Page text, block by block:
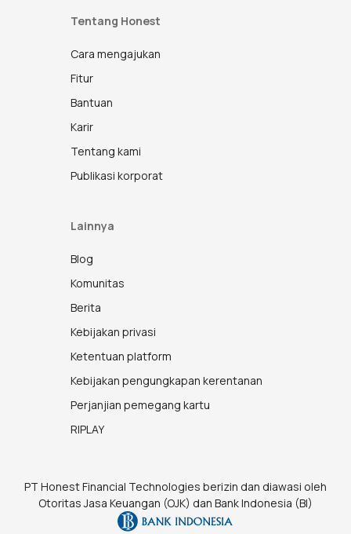
PT Honest Financial Technologies berizin dan diawasi oleh
Otoritas Jasa Keuangan (OJK) dan Bank Indonesia (BI)
Tentang Honest
Cara mengajukan
Fitur
Bantuan
Karir
Tentang kami
Publikasi korporat
Lainnya
Blog
Komunitas
Berita
Kebijakan privasi
Ketentuan platform
Kebijakan pengungkapan kerentanan
Perjanjian pemegang kartu
RIPLAY